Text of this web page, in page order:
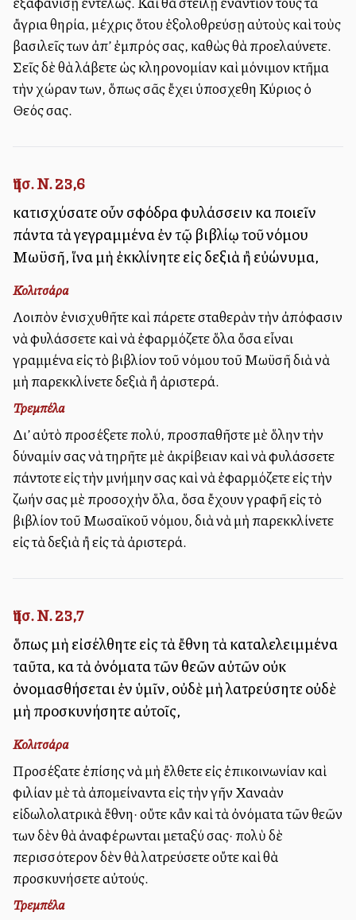
ἄγρια θηρία, μέχρις ὅτου ἐξολοθρεύσῃ αὐτοὺς καὶ τοὺς
βασιλεῖς των ἀπ’ ἐμπρός σας, καθὼς θὰ προελαύνετε.
Σεῖς δὲ θὰ λάβετε ὡς κληρονομίαν καὶ μόνιμον κτῆμα
τὴν χώραν των, ὅπως σᾶς ἔχει ὑποσχεθη Κύριος ὁ
Θεός σας.
Ἰησ. Ν. 23,6
κατισχύσατε οὖν σφόδρα φυλάσσειν καὶ ποιεῖν
πάντα τὰ γεγραμμένα ἐν τῷ βιβλίῳ τοῦ νόμου
Μωϋσῆ, ἵνα μὴ ἐκκλίνητε εἰς δεξιὰ ἢ εὐώνυμα,
Κολιτσάρα
Λοιπὸν ἐνισχυθῆτε καὶ πάρετε σταθερὰν τὴν ἀπόφασιν
νὰ φυλάσσετε καὶ νὰ ἐφαρμόζετε ὅλα ὅσα εἶναι
γραμμένα εἰς τὸ βιβλίον τοῦ νόμου τοῦ Μωϋσῆ διὰ νὰ
μὴ παρεκκλίνετε δεξιὰ ἢ ἀριστερά.
Τρεμπέλα
Δι’ αὐτὸ προσέξετε πολύ, προσπαθῆστε μὲ ὅλην τὴν
δύναμίν σας νὰ τηρῆτε μὲ ἀκρίβειαν καὶ νὰ φυλάσσετε
πάντοτε εἰς τὴν μνήμην σας καὶ νὰ ἐφαρμόζετε εἰς τὴν
ζωήν σας μὲ προσοχὴν ὅλα, ὅσα ἔχουν γραφῆ εἰς τὸ
βιβλίον τοῦ Μωσαϊκοῦ νόμου, διὰ νὰ μὴ παρεκκλίνετε
εἰς τὰ δεξιὰ ἢ εἰς τὰ ἀριστερά.
Ἰησ. Ν. 23,7
ὅπως μὴ εἰσέλθητε εἰς τὰ ἔθνη τὰ καταλελειμμένα
ταῦτα, καὶ τὰ ὀνόματα τῶν θεῶν αὐτῶν οὐκ
ὀνομασθήσεται ἐν ὑμῖν, οὐδὲ μὴ λατρεύσητε οὐδὲ
μὴ προσκυνήσητε αὐτοῖς,
Κολιτσάρα
Προσέξατε ἐπίσης νὰ μὴ ἔλθετε εἰς ἐπικοινωνίαν καὶ
φιλίαν μὲ τὰ ἀπομείναντα εἰς τὴν γῆν Χαναὰν
εἰδωλολατρικὰ ἔθνη· οὔτε κἂν καὶ τὰ ὀνόματα τῶν θεῶν
των δὲν θὰ ἀναφέρωνται μεταξύ σας· πολὺ δὲ
περισσότερον δὲν θὰ λατρεύσετε οὔτε καὶ θὰ
προσκυνήσετε αὐτούς.
Τρεμπέλα